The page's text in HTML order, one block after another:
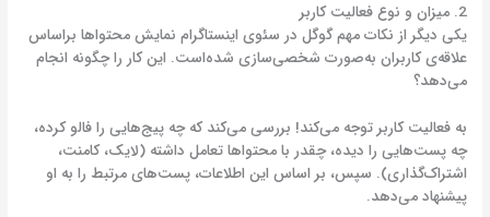
2. میزان و نوع فعالیت کاربر
یکی دیگر از نکات مهم گوگل در سئوی اینستاگرام نمایش محتواها براساس
علاقه‌ی کاربران به‌صورت شخصی‌سازی شده‌است. این کار را چگونه انجام
می‌دهد؟
به فعالیت کاربر توجه می‌کند! بررسی می‌کند که چه پیج‌هایی را فالو کرده،
چه پست‌هایی را دیده، چقدر با محتواها تعامل داشته (لایک، کامنت،
اشتراک‌گذاری). سپس، بر اساس این اطلاعات، پست‌های مرتبط را به او
پیشنهاد می‌دهد.